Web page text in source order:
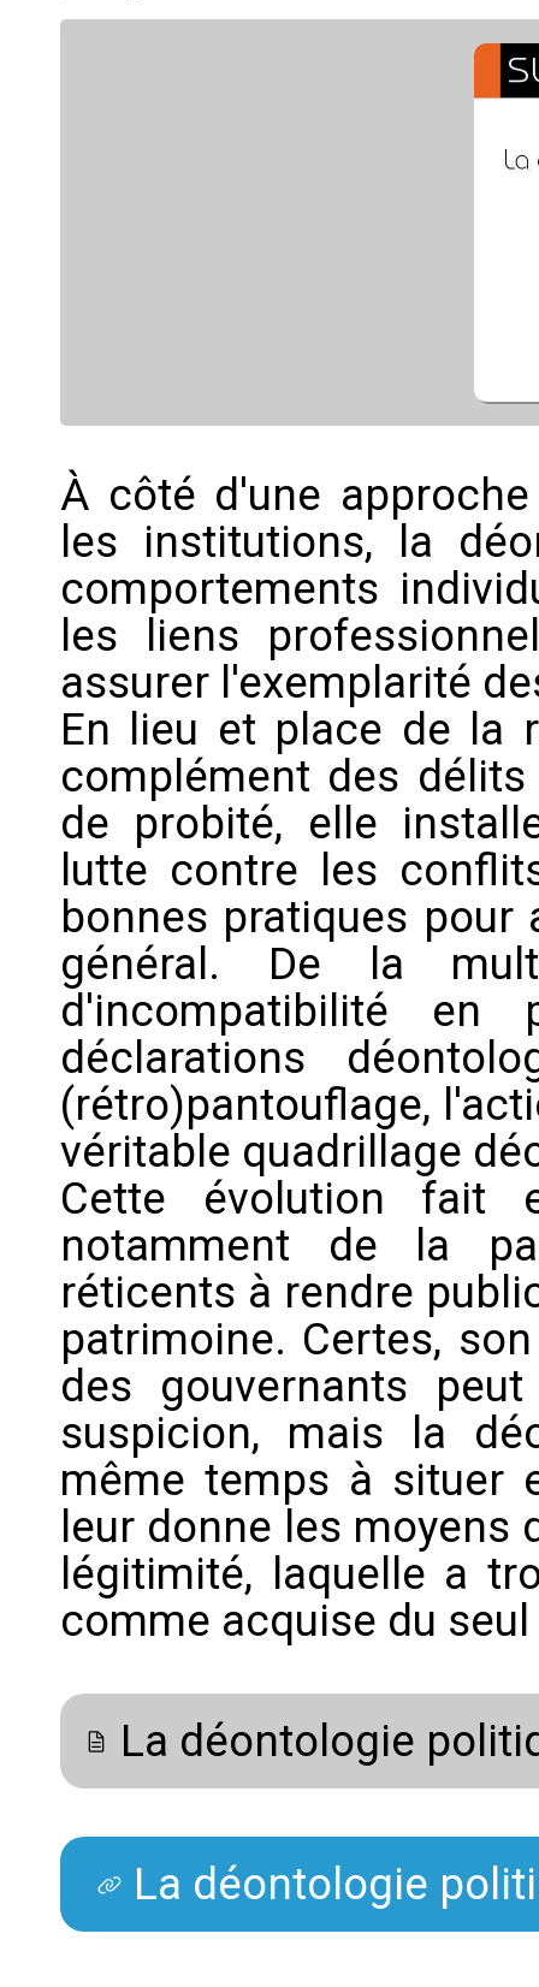
À côté d'une
les institutions, la
comportements
les liens
assurer l'exemplarité
En lieu et place de la
complément des
de probité, elle
lutte contre les
bonnes pratiques
général. De la
d'incompatibilité
déclarations
(rétro)pantouflage,
véritable quadrillage
Cette évolution fait
notamment de la
réticents à rendre
patrimoine. Certes,
des gouvernants
suspicion, mais la
même temps à situer
leur donne les
légitimité, laquelle a
comme acquise du
La déontologie
La déontologie